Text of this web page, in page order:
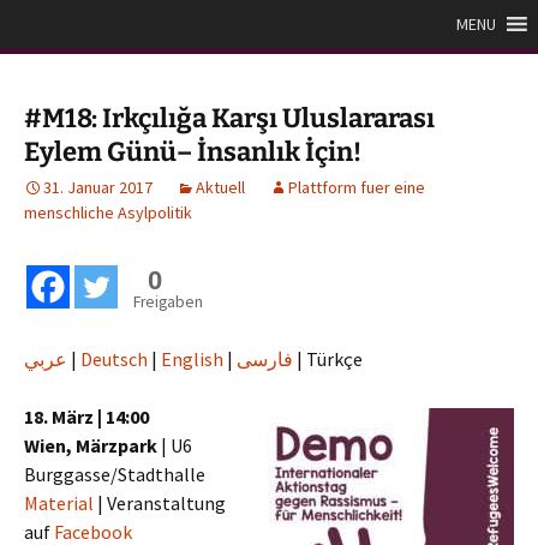
Inhaltmenschliche Asylpolitik
MENU
#M18: Irkçılığa Karşı Uluslararası
Eylem Günü– İnsanlık İçin!
31. Januar 2017 Aktuell
Plattform fuer eine
menschliche Asylpolitik
0
Freigaben
عربي | Deutsch | English | فارسی | Türkçe
18. März | 14:00
Wien, Märzpark | U6
Burggasse/Stadthalle
Material | Veranstaltung
auf Facebook